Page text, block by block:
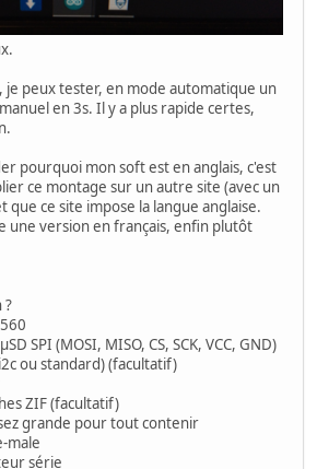
je peux tester, en mode automatique un
en 3s. Il y a plus rapide certes,
pourquoi mon soft est en anglais, c'est
ce montage sur un autre site (avec un
que ce site impose la langue anglaise.
une version en français, enfin plutôt
?
SPI (MOSI, MISO, CS, SCK, VCC, GND)
ou standard) (facultatif)
ZIF (facultatif)
grande pour tout contenir
male
série